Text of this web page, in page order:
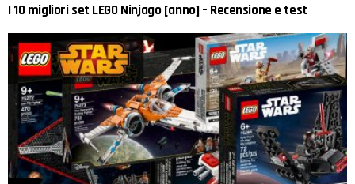
I 10 migliori set LEGO Ninjago [anno] – Recensione e test